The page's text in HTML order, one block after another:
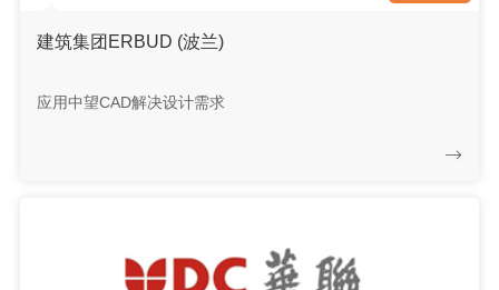
建筑集团ERBUD (波兰)
应用中望CAD解决设计需求